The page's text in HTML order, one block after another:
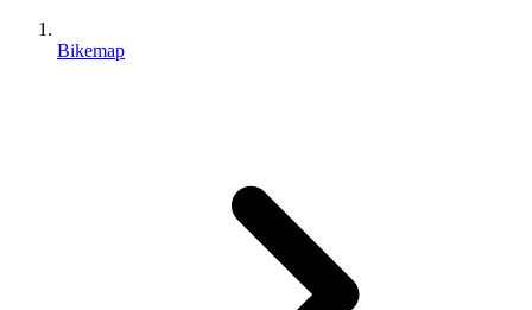
Bikemap